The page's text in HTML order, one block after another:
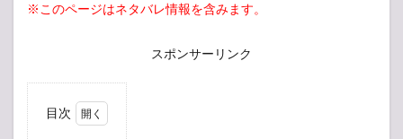
※このページはネタバレ情報を含みます。
スポンサーリンク
目次